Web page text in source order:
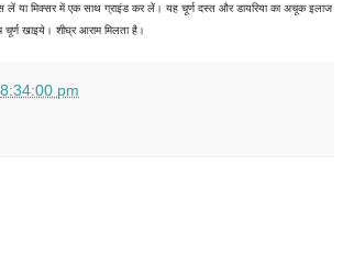
लें या मिक्सर में एक साथ ग्राइंड कर लें। यह चूर्ण दस्त और डायरिया का अचूक इलाज
खाइये। शीघ्र आराम मिलता है।
8:34:00 pm